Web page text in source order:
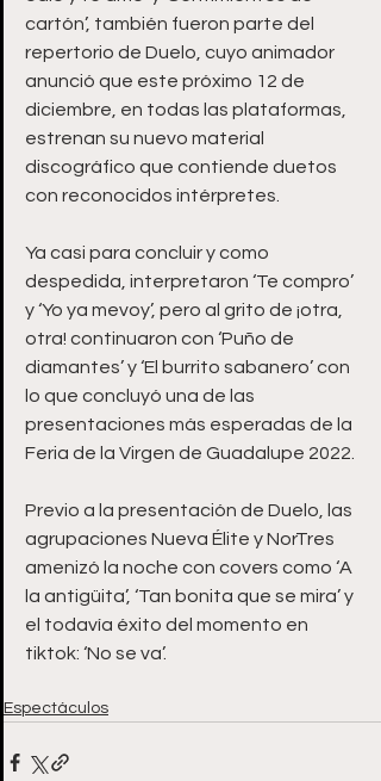
cartón’, también fueron parte del
repertorio de Duelo, cuyo animador
anunció que este próximo 12 de
diciembre, en todas las plataformas,
estrenan su nuevo material
discográfico que contiende duetos
con reconocidos intérpretes.
Ya casi para concluir y como
despedida, interpretaron ‘Te compro’
y ‘Yo ya mevoy’, pero al grito de ¡otra,
otra! continuaron con ‘Puño de
diamantes’ y ‘El burrito sabanero’ con
lo que concluyó una de las
presentaciones más esperadas de la
Feria de la Virgen de Guadalupe 2022.
Previo a la presentación de Duelo, las
agrupaciones Nueva Élite y NorTres
amenizó la noche con covers como ‘A
la antigüita’, ‘Tan bonita que se mira’ y
el todavía éxito del momento en
tiktok: ‘No se va’.
Espectáculos